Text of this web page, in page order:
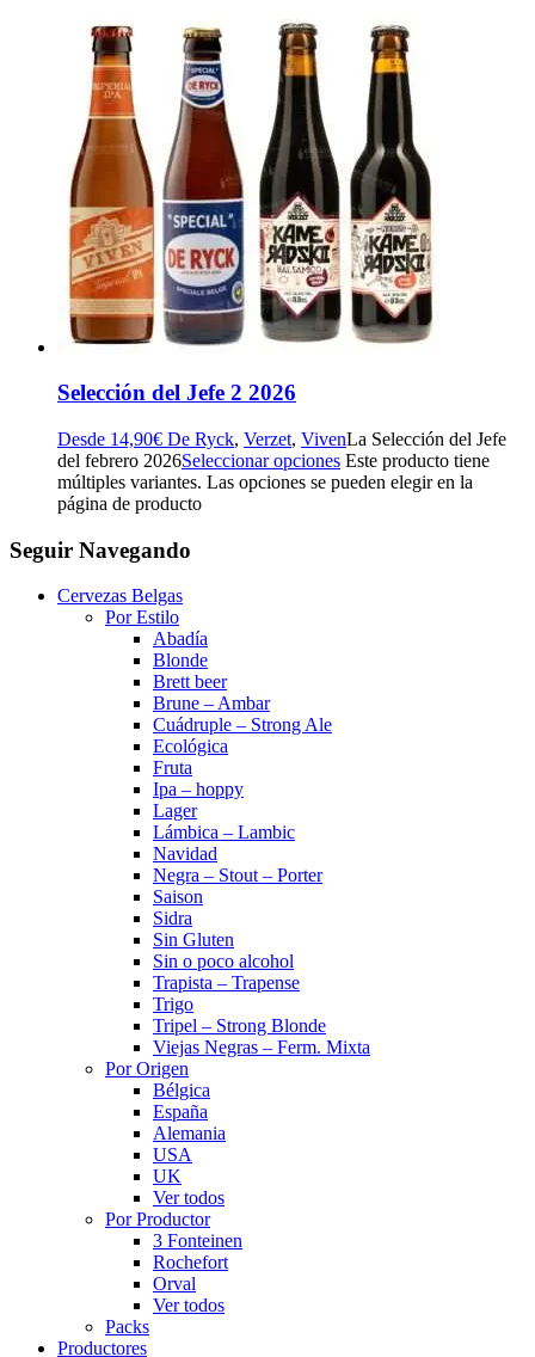
Selección del Jefe 2 2026
Desde 14,90€ De Ryck, Verzet, VivenLa Selección del Jefe
del febrero 2026Seleccionar opciones Este producto tiene
múltiples variantes. Las opciones se pueden elegir en la
página de producto
Seguir Navegando
Cervezas Belgas
Por Estilo
Abadía
Blonde
Brett beer
Brune – Ambar
Cuádruple – Strong Ale
Ecológica
Fruta
Ipa – hoppy
Lager
Lámbica – Lambic
Navidad
Negra – Stout – Porter
Saison
Sidra
Sin Gluten
Sin o poco alcohol
Trapista – Trapense
Trigo
Tripel – Strong Blonde
Viejas Negras – Ferm. Mixta
Por Origen
Bélgica
España
Alemania
USA
UK
Ver todos
Por Productor
3 Fonteinen
Rochefort
Orval
Ver todos
Packs
Productores